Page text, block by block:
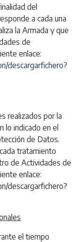
del
a cada una
la Armada y que
de
enlace:
descargarfichero?
realizados por la
lo indicado en el
de Datos.
tratamiento
de Actividades de
enlace:
descargarfichero?
el tiempo